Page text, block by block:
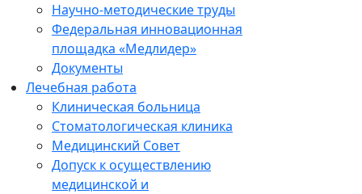
Научно-методические труды
Федеральная инновационная
площадка «Медлидер»
Документы
Лечебная работа
Клиническая больница
Стоматологическая клиника
Медицинский Совет
Допуск к осуществлению
медицинской и